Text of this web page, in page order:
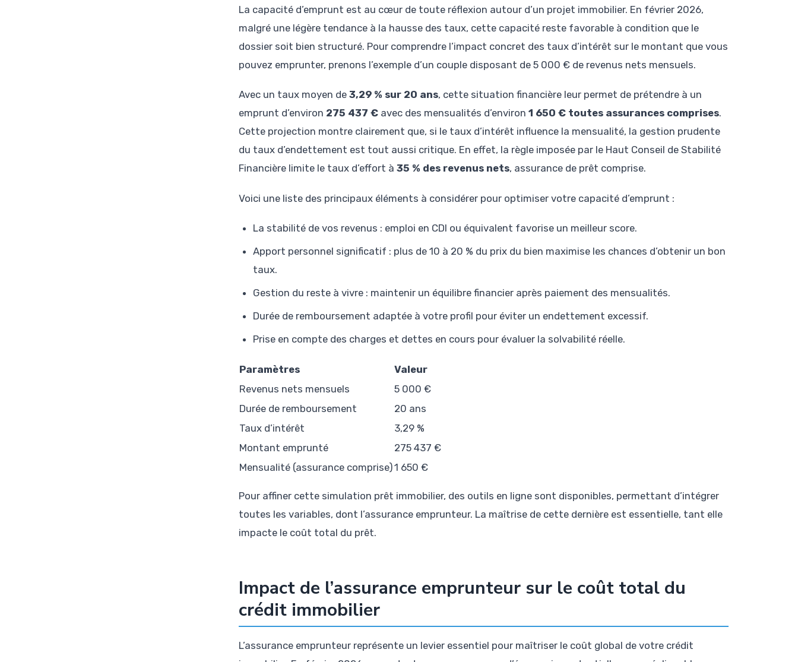
La capacité d’emprunt est au cœur de toute réflexion autour d’un projet immobilier. En février 2026,
malgré une légère tendance à la hausse des taux, cette capacité reste favorable à condition que le
dossier soit bien structuré. Pour comprendre l’impact concret des taux d’intérêt sur le montant que vous
pouvez emprunter, prenons l’exemple d’un couple disposant de 5 000 € de revenus nets mensuels.
Avec un taux moyen de 3,29 % sur 20 ans, cette situation financière leur permet de prétendre à un
emprunt d’environ 275 437 € avec des mensualités d’environ 1 650 € toutes assurances comprises.
Cette projection montre clairement que, si le taux d’intérêt influence la mensualité, la gestion prudente
du taux d’endettement est tout aussi critique. En effet, la règle imposée par le Haut Conseil de Stabilité
Financière limite le taux d’effort à 35 % des revenus nets, assurance de prêt comprise.
Voici une liste des principaux éléments à considérer pour optimiser votre capacité d’emprunt :
La stabilité de vos revenus : emploi en CDI ou équivalent favorise un meilleur score.
Apport personnel significatif : plus de 10 à 20 % du prix du bien maximise les chances d’obtenir un bon
taux.
Gestion du reste à vivre : maintenir un équilibre financier après paiement des mensualités.
Durée de remboursement adaptée à votre profil pour éviter un endettement excessif.
Prise en compte des charges et dettes en cours pour évaluer la solvabilité réelle.
Paramètres
Valeur
Revenus nets mensuels
5 000 €
Durée de remboursement
20 ans
Taux d’intérêt
3,29 %
Montant emprunté
275 437 €
Mensualité (assurance comprise)1 650 €
Pour affiner cette simulation prêt immobilier, des outils en ligne sont disponibles, permettant d’intégrer
toutes les variables, dont l’assurance emprunteur. La maîtrise de cette dernière est essentielle, tant elle
impacte le coût total du prêt.
Impact de l’assurance emprunteur sur le coût total du
crédit immobilier
L’assurance emprunteur représente un levier essentiel pour maîtriser le coût global de votre crédit